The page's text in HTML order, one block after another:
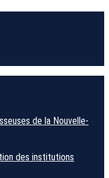
de la Nouvelle-
des institutions